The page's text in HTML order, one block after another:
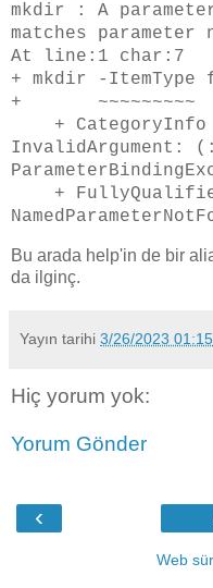
mkdir : A
matches parameter
At line:1 char:7
+ mkdir -ItemType
+ ~~~~~~~~~
+
InvalidArgument:
+
Bu arada help'in de bir
da ilginç.
Yayın tarihi 3/26/2023
Hiç yorum yok:
Yorum Gönder
‹
Web